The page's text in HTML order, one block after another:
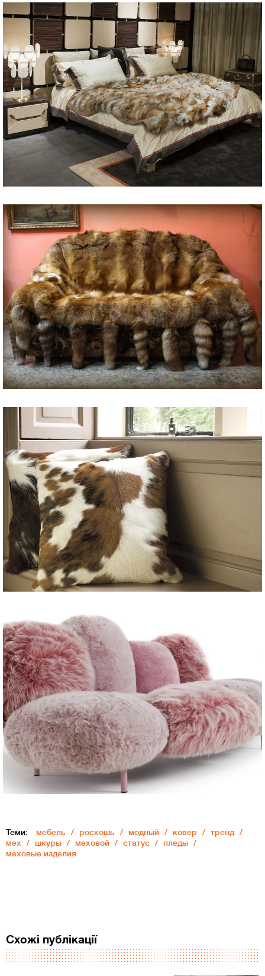
Теми: мебель роскошь модный ковер
тренд
мех
шкуры меховой статус
пледы
меховые изделия
Схожі публікації